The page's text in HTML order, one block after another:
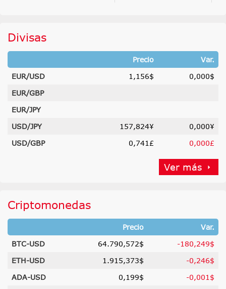
Divisas
Precio
Var.
EUR/USD
1,156$
0,000$
EUR/GBP
EUR/JPY
USD/JPY
157,824¥
0,000¥
USD/GBP
0,741£ 0,000£
Ver más
Criptomonedas
Precio
Var.
BTC-USD
64.790,572$
-180,249$
ETH-USD
1.915,373$
-0,246$
ADA-USD
0,199$
-0,001$